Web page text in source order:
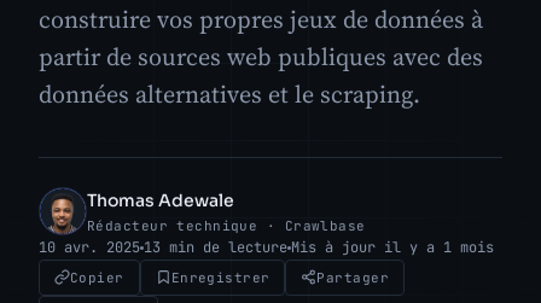
construire vos propres jeux de données à
partir de sources web publiques avec des
données alternatives et le scraping.
TA
Thomas Adewale
Rédacteur technique · Crawlbase
10 avr. 2025 13 min de lecture Mis à jour il y a 1 mois
Copier Enregistrer Partager